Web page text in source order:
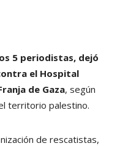
5 periodistas, dejó
el Hospital
de Gaza, según
territorio palestino.
de rescatistas,